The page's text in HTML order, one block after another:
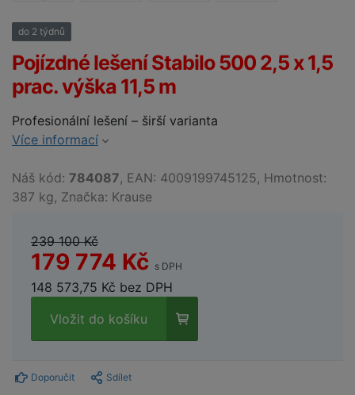
do 2 týdnů
Pojízdné lešení Stabilo 500 2,5 x 1,5
prac. výška 11,5 m
Profesionální lešení – širší varianta
Více informací
Náš kód: 784087, EAN: 4009199745125, Hmotnost:
387 kg, Značka: Krause
239 100 Kč
179 774 Kč s DPH
148 573,75 Kč bez DPH
Vložit do košíku
Doporučit Sdílet